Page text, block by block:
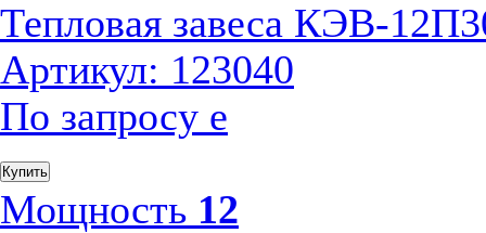
Тепловая завеса КЭВ-
Артикул: 123040
По запросу е
Купить
Мощность 12